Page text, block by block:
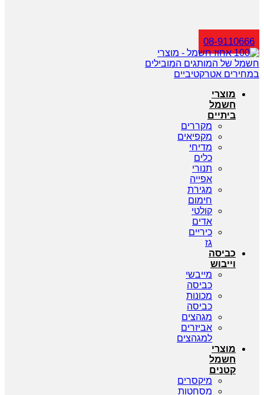
חיפוש
08-9110666
מוצרי
חשמל
ביתיים
מקררים
מקפיאים
מדיחי
כלים
תנורי
אפייה
מגירת
חימום
קולטי
אדים
כיריים
גז
כביסה
וייבוש
מייבשי
כביסה
מכונות
כביסה
מגהצים
אביזרים
למגהצים
מוצרי
חשמל
קטנים
מיקסרים
מסחטות